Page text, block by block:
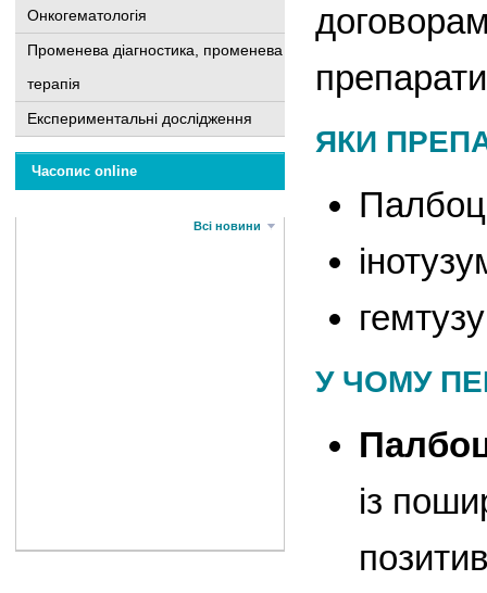
Онкогематологія
Променева діагностика, променева
терапія
Експериментальні дослідження
Часопис online
Всі новини
ЯКИ
У ЧОМУ
із